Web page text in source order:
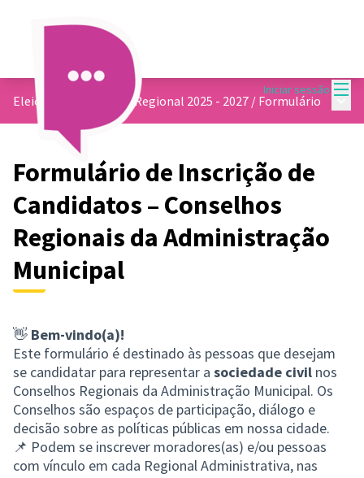
Iniciar sessão
Eleições do Conselho Regional 2025 - 2027 / Formulário
Formulário de Inscrição de
Candidatos – Conselhos
Regionais da Administração
Municipal
👋 Bem-vindo(a)!
Este formulário é destinado às pessoas que desejam
se candidatar para representar a sociedade civil nos
Conselhos Regionais da Administração Municipal. Os
Conselhos são espaços de participação, diálogo e
decisão sobre as políticas públicas em nossa cidade.
📌 Podem se inscrever moradores(as) e/ou pessoas
com vínculo em cada Regional Administrativa, nas